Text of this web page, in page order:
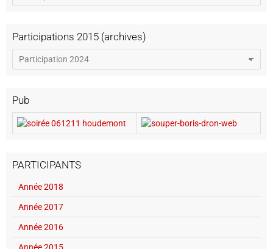
Participations 2015 (archives)
Pub
PARTICIPANTS
Année 2018
Année 2017
Année 2016